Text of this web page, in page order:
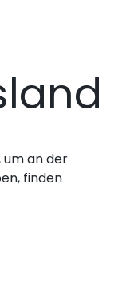
um an der
finden